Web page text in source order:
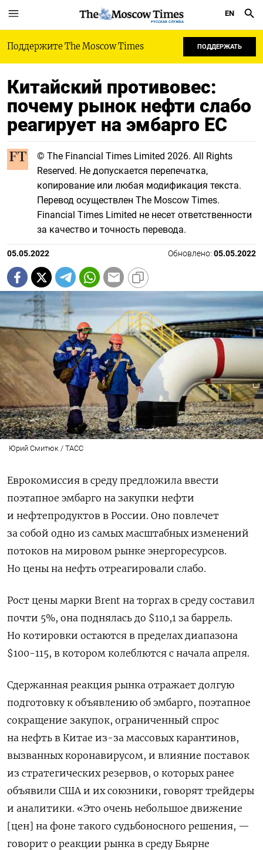
РУССКАЯ СЛУЖБА
EN
Поддержите The Moscow Times ПОДДЕРЖАТЬ
Китайский противовес:
почему рынок нефти слабо
реагирует на эмбарго ЕС
© The Financial Times Limited 2026. All Rights
Reserved. Не допускается перепечатка,
копирование или любая модификация текста.
Перевод осуществлен The Moscow Times.
Financial Times Limited не несет ответственности
за качество и точность перевода.
05.05.2022 Обновлено: 05.05.2022
Юрий Смитюк / ТАСС
Еврокомиссия в среду предложила ввести
поэтапное эмбарго на закупки нефти
и нефтепродуктов в России. Оно повлечет
за собой одно из самых масштабных изменений
потоков на мировом рынке энергоресурсов.
Но цены на нефть отреагировали слабо.
Рост цены марки Brent на торгах в среду составил
почти 5%, она поднялась до $110,1 за баррель.
Но котировки остаются в пределах диапазона
$100-115, в котором колеблются с начала апреля.
Сдержанная реакция рынка отражает долгую
подготовку к объявлению об эмбарго, поэтапное
сокращение закупок, ограниченный спрос
на нефть в Китае из-за массовых карантинов,
вызванных коронавирусом, и влияние поставок
из стратегических резервов, о которых ранее
объявили США и их союзники, говорят трейдеры
и аналитики. «Это очень небольшое движение
[цен] на фоне такого судьбоносного решения, —
говорит о реакции рынка в среду Бьярне